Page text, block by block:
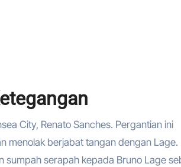
City, Renato Sanches. Pergantian ini
menolak berjabat tangan dengan Lage.
sumpah serapah kepada Bruno Lage